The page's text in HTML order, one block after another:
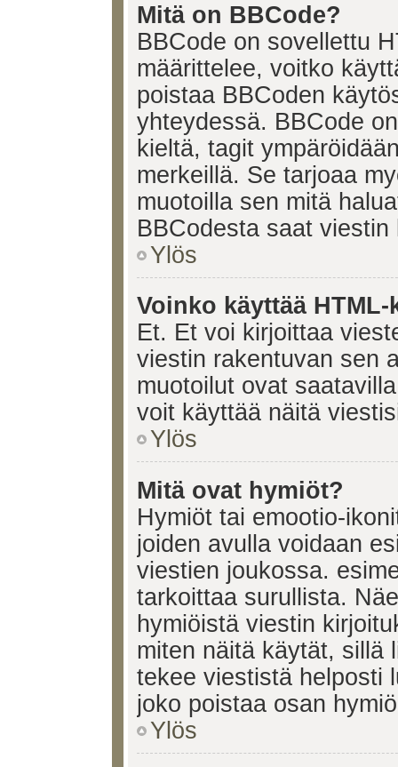
Mitä on BBCode?
BBCode on sovellettu
määrittelee, voitko
poistaa BBCoden
yhteydessä. BBCode
kieltä, tagit
merkeillä. Se tarjoaa
muotoilla sen mitä
BBCodesta saat
Ylös
Voinko käyttää
Et. Et voi kirjoittaa
viestin rakentuvan sen
muotoilut ovat
voit käyttää näitä
Ylös
Mitä ovat hymiöt?
Hymiöt tai emootio-
joiden avulla voidaan
viestien joukossa.
tarkoittaa surullista.
hymiöistä viestin
miten näitä käytät, sillä
tekee viestistä helposti
joko poistaa osan
Ylös